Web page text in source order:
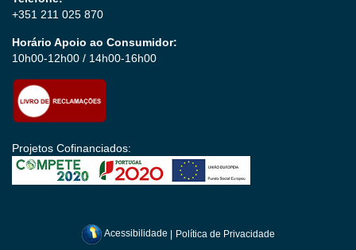
+351 211 025 870
Horário Apoio ao Consumidor:
10h00-12h00 / 14h00-16h00
Projetos Cofinanciados:
Acessibilidade | Política de Privacidade